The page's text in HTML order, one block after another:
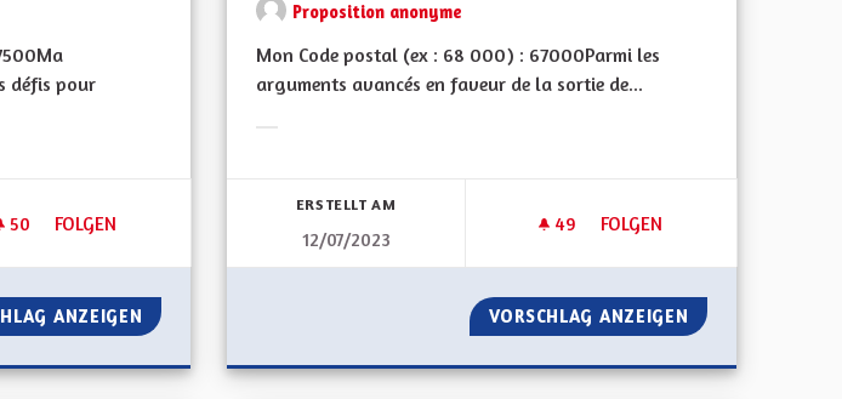
défis pour
50 50 FOLLOWER
FOLGEN
REDEVENIR UNE RÉGION AVEC UN MAXIMUM DE COMPÉTENCES
ANZEIGEN REDEVENIR UNE RÉGION AVEC UN MAXIMUM DE COMPÉTENCES
Proposition anonyme
Mon Code postal (ex : 68 000) : 67000Parmi les
arguments avancés en faveur de la sortie de...
ERSTELLT AM
12/07/2023
49 49 FOLLOWER
FOLGEN
SORTIR DU GRAND EST POUR
VORSCHLAG ANZEIGEN SORTIR DU